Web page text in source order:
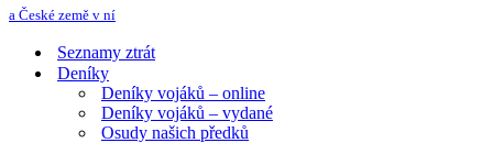
a České země v ní
Seznamy ztrát
Deníky
Deníky vojáků – online
Deníky vojáků – vydané
Osudy našich předků